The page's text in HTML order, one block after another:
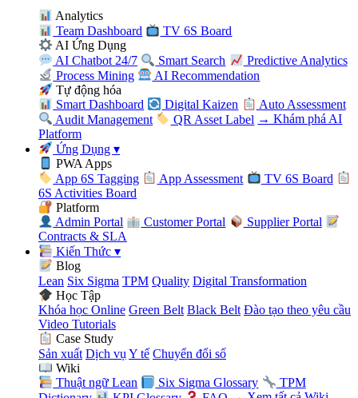
Analytics
Team Dashboard
TV 6S Board
AI Ứng Dụng
AI Chatbot 24/7
Smart Search
Predictive Analytics
Process Mining
AI Recommendation
Tự động hóa
Smart Dashboard
Digital Kaizen
Auto Assessment
Audit Management
QR Asset Label → Khám phá AI
Platform
Ứng Dụng▾
PWA Apps
App 6S Tagging
App Assessment
TV 6S Board
6S Activities Board
Platform
Admin Portal
Customer Portal
Supplier Portal
Contracts & SLA
Kiến Thức▾
Blog
Lean Six Sigma TPM Quality Digital Transformation
Học Tập
Khóa học Online Green Belt Black Belt Đào tạo theo yêu cầu
Video Tutorials
Case Study
Sản xuất Dịch vụ Y tế Chuyển đổi số
Wiki
Thuật ngữ Lean
Six Sigma Glossary
TPM